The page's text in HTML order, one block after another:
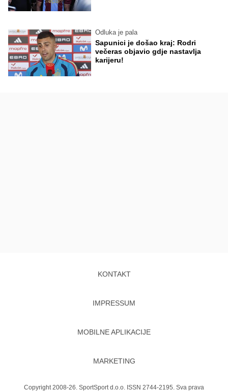
Odluka je pala
Sapunici je došao kraj: Rodri
večeras objavio gdje nastavlja
karijeru!
KONTAKT
IMPRESSUM
MOBILNE APLIKACIJE
MARKETING
Copyright 2008-26. SportSport d.o.o. ISSN 2744-2195. Sva prava